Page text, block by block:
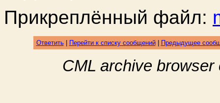
Прикреплённый файл:
Ответить| Перейти к списку сообщений| Предыдущее
CML archive